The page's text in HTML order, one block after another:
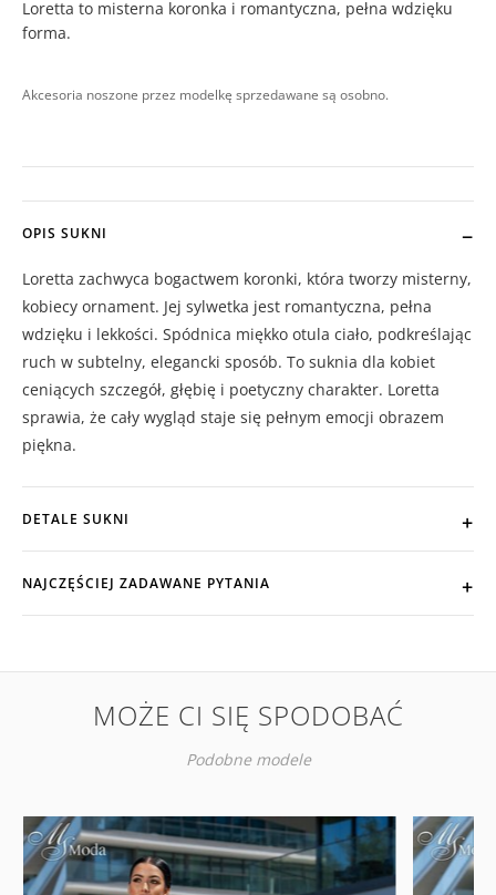
Loretta to misterna koronka i romantyczna, pełna wdzięku
forma.
Akcesoria noszone przez modelkę sprzedawane są osobno.
OPIS SUKNI
Loretta zachwyca bogactwem koronki, która tworzy misterny,
kobiecy ornament. Jej sylwetka jest romantyczna, pełna
wdzięku i lekkości. Spódnica miękko otula ciało, podkreślając
ruch w subtelny, elegancki sposób. To suknia dla kobiet
ceniących szczegół, głębię i poetyczny charakter. Loretta
sprawia, że cały wygląd staje się pełnym emocji obrazem
piękna.
DETALE SUKNI
NAJCZĘŚCIEJ ZADAWANE PYTANIA
MOŻE CI SIĘ SPODOBAĆ
Podobne modele